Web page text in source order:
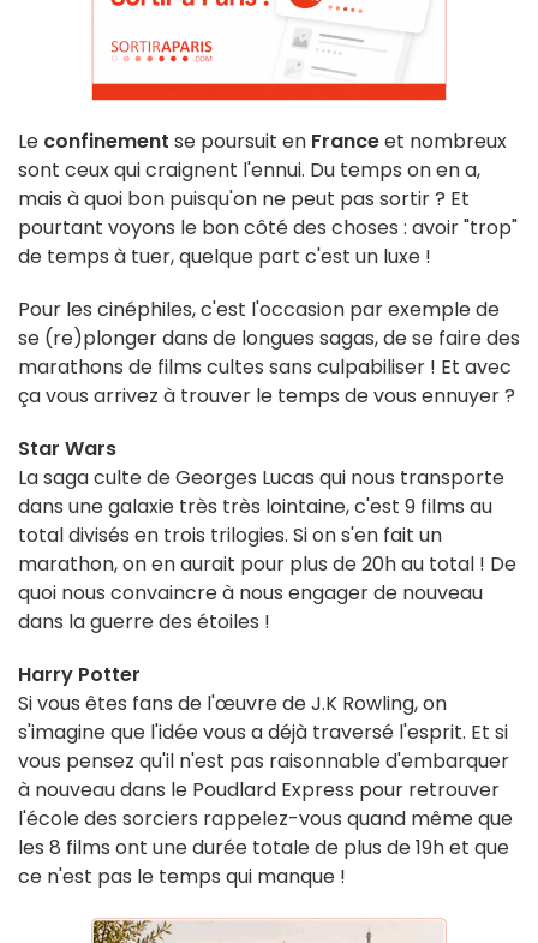
Le confinement se poursuit en Franceet nombreux
sont ceux qui craignent l'ennui. Du temps on en a,
mais à quoi bon puisqu'on ne peut pas sortir ? Et
pourtant voyons le bon côté des choses : avoir "trop"
de temps à tuer, quelque part c'est un luxe !
Pour les cinéphiles, c'est l'occasion par exemple de
se (re)plonger dans de longues sagas, de se faire des
marathons de films cultes sans culpabiliser ! Et avec
ça vous arrivez à trouver le temps de vous ennuyer ?
Star Wars
La saga culte de Georges Lucas qui nous transporte
dans une galaxie très très lointaine, c'est 9 films au
total divisés en trois trilogies. Si on s'en fait un
marathon, on en aurait pour plus de 20h au total ! De
quoi nous convaincre à nous engager de nouveau
dans la guerre des étoiles !
Harry Potter
Si vous êtes fans de l'œuvre de J.K Rowling, on
s'imagine que l'idée vous a déjà traversé l'esprit. Et si
vous pensez qu'il n'est pas raisonnable d'embarquer
à nouveau dans le Poudlard Express pour retrouver
l'école des sorciers rappelez-vous quand même que
les 8 films ont une durée totale de plus de 19h et que
ce n'est pas le temps qui manque !